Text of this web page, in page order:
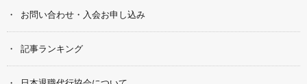
お問い合わせ・入会お申し込み
記事ランキング